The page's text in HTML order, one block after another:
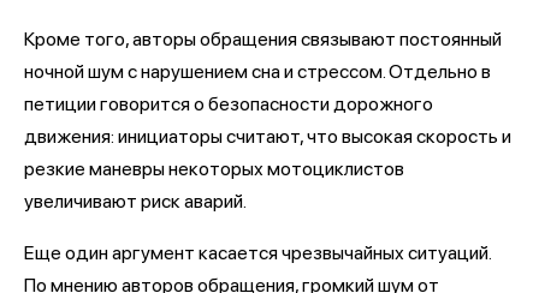
Кроме того, авторы обращения связывают постоянный
ночной шум с нарушением сна и стрессом. Отдельно в
петиции говорится о безопасности дорожного
движения: инициаторы считают, что высокая скорость и
резкие маневры некоторых мотоциклистов
увеличивают риск аварий.
Еще один аргумент касается чрезвычайных ситуаций.
По мнению авторов обращения, громкий шум от